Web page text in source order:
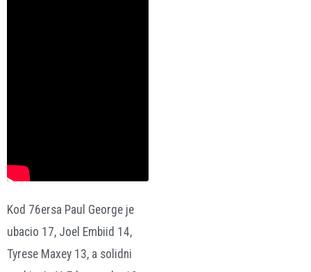
Kod 76ersa Paul George je
ubacio 17, Joel Embiid 14,
Tyrese Maxey 13, a solidni